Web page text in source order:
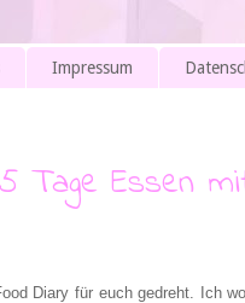
Impressum
Tage Essen
Diary für euch gedreht. Ich